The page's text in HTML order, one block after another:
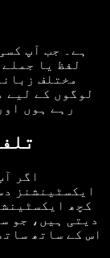
لفظ یا
مختلف
لوگوں کے لیے
رہے ہوں
اگر
ایکسٹینشنز
کچھ
دیتی ہیں، جو
اس کے ساتھ